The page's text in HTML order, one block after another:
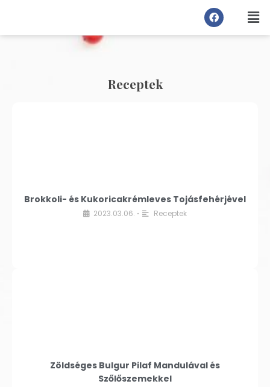
Receptek
Brokkoli- és Kukoricakrémleves Tojásfehérjével
2023.03.06. • Receptek
Zöldséges Bulgur Pilaf Mandulával és
Szőlőszemekkel